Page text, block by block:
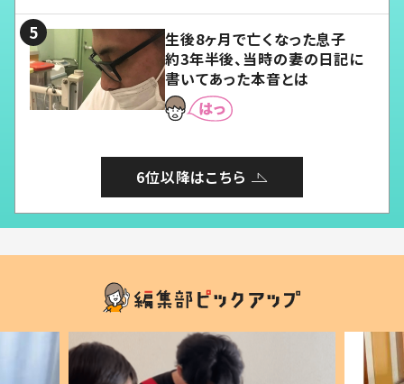
生後8ヶ月で亡くなった息子
約3年半後、当時の妻の日記に
書いてあった本音とは
6位以降はこちら